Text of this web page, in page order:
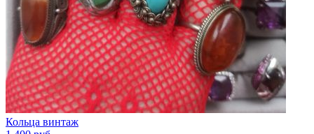
Кольца винтаж